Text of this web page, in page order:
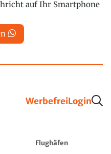
auf Ihr Smartphone
WerbefreiLogin
Flughäfen